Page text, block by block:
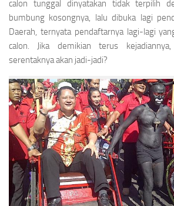
calon tunggal dinyatakan tidak terpilih
bumbung kosongnya, lalu dibuka lagi
Daerah, ternyata pendaftarnya lagi-lagi
calon. Jika demikian terus
serentaknya akan jadi-jadi?